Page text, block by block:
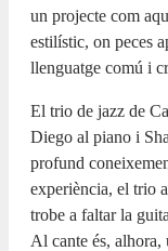
un projecte com
estilístic, on peces
llenguatge comú i
El trio de jazz de
Diego al piano i
profund
experiència, el trio
trobe a faltar la
Al cante és,